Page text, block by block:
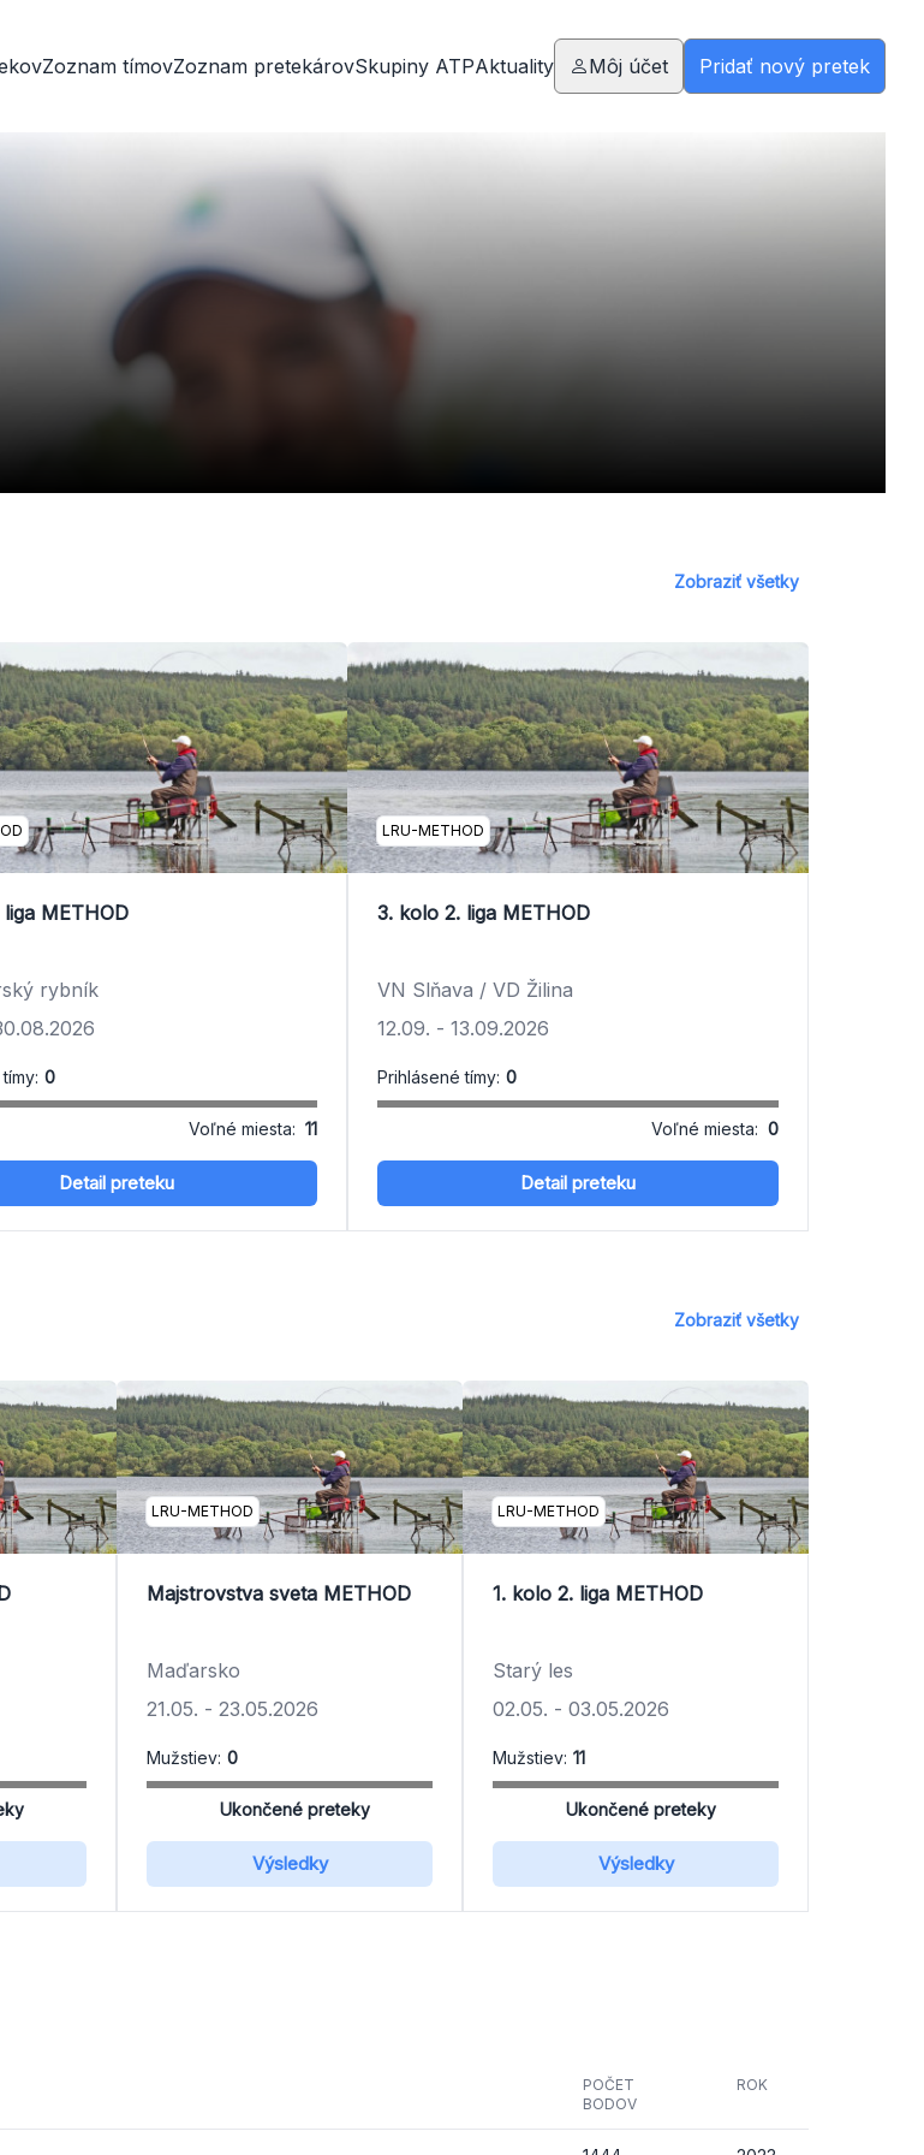
Zoznam tímovZoznam pretekárovSkupiny ATPAktuality Môj účet Pridať nový pretek
Zobraziť všetky
METHOD
rybník
0
Voľné miesta: 11
Detail preteku
LRU-METHOD
3. kolo 2. liga METHOD
VN Slňava / VD Žilina
12.09. - 13.09.2026
Prihlásené tímy: 0
Voľné miesta: 0
Detail preteku
Zobraziť všetky
LRU-METHOD
Majstrovstva sveta METHOD
Maďarsko
21.05. - 23.05.2026
Mužstiev: 0
Ukončené preteky
Výsledky
LRU-METHOD
1. kolo 2. liga METHOD
Starý les
02.05. - 03.05.2026
Mužstiev: 11
Ukončené preteky
Výsledky
POČET
BODOV
ROK